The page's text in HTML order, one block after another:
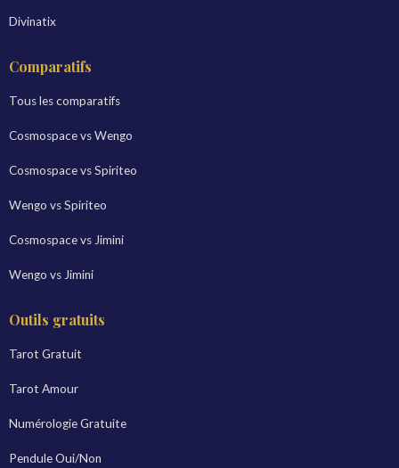
Divinatix
Comparatifs
Tous les comparatifs
Cosmospace vs Wengo
Cosmospace vs Spiriteo
Wengo vs Spiriteo
Cosmospace vs Jimini
Wengo vs Jimini
Outils gratuits
Tarot Gratuit
Tarot Amour
Numérologie Gratuite
Pendule Oui/Non